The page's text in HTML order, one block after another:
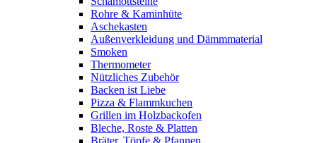
Rohre & Kaminhüte
Aschekasten
Außenverkleidung und Dämmmaterial
Smoken
Thermometer
Nützliches Zubehör
Backen ist Liebe
Pizza & Flammkuchen
Grillen im Holzbackofen
Bleche, Roste & Platten
Bräter, Töpfe & Pfannen